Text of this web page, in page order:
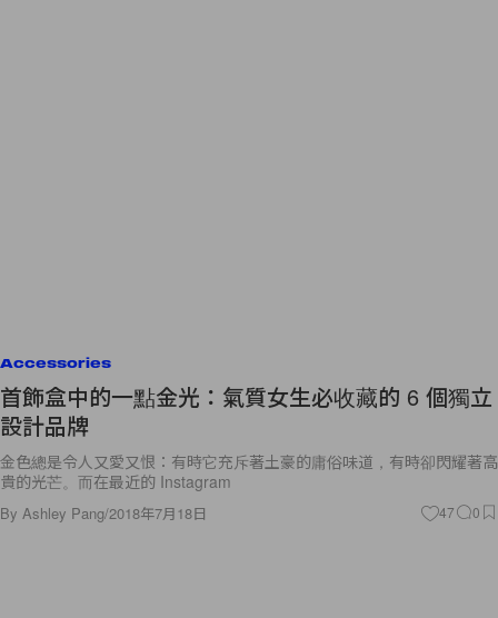
Accessories
首飾盒中的一點金光：氣質女生必收藏的 6 個獨立
設計品牌
金色總是令人又愛又恨：有時它充斥著土豪的庸俗味道，有時卻閃耀著高
貴的光芒。而在最近的 Instagram
By Ashley Pang/2018年7月18日 47 0